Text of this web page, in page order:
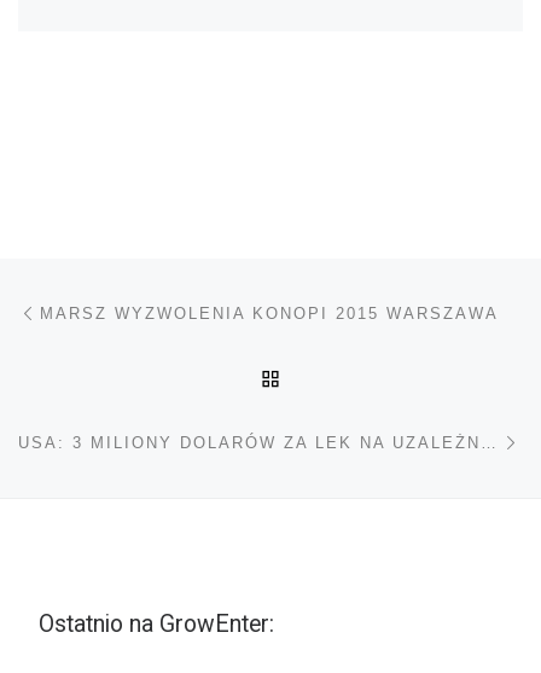
Nawigacja wpisu
MARSZ WYZWOLENIA KONOPI 2015 WARSZAWA
Ostatnio na GrowEnter: